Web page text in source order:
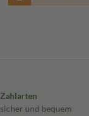
Zahlarten
sicher und bequem